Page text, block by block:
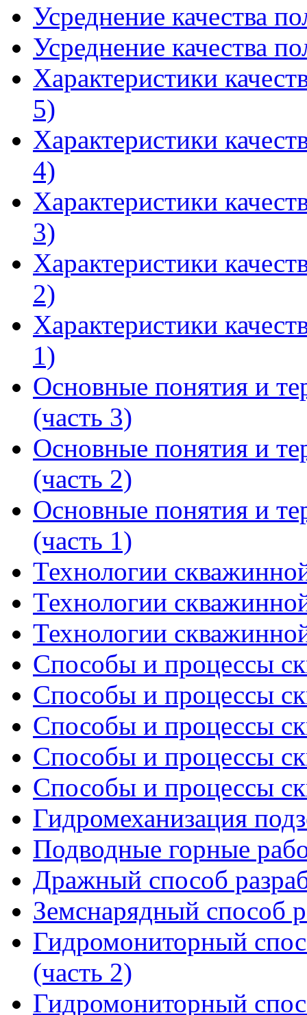
Усреднение качества
Усреднение качества
Характеристики
5)
Характеристики
4)
Характеристики
3)
Характеристики
2)
Характеристики
1)
Основные понятия и
(часть 3)
Основные понятия и
(часть 2)
Основные понятия и
(часть 1)
Технологии
Технологии
Технологии
Способы и процессы
Способы и процессы
Способы и процессы
Способы и процессы
Способы и процессы
Гидромеханизация
Подводные горные
Дражный способ
Земснарядный способ
Гидромониторный
(часть 2)
Гидромониторный